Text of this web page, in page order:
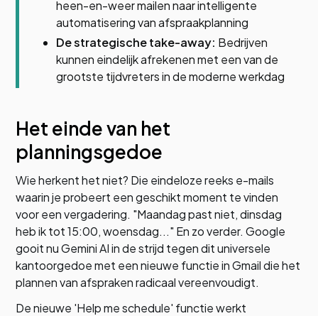
heen-en-weer mailen naar intelligente
automatisering van afspraakplanning
De strategische take-away: Bedrijven
kunnen eindelijk afrekenen met een van de
grootste tijdvreters in de moderne werkdag
Het einde van het
planningsgedoe
Wie herkent het niet? Die eindeloze reeks e-mails
waarin je probeert een geschikt moment te vinden
voor een vergadering. "Maandag past niet, dinsdag
heb ik tot 15:00, woensdag..." En zo verder. Google
gooit nu Gemini AI in de strijd tegen dit universele
kantoorgedoe met een nieuwe functie in Gmail die het
plannen van afspraken radicaal vereenvoudigt.
De nieuwe 'Help me schedule' functie werkt